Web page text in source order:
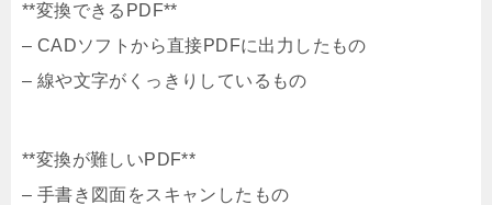
**変換できるPDF**
– CADソフトから直接PDFに出力したもの
– 線や文字がくっきりしているもの
**変換が難しいPDF**
– 手書き図面をスキャンしたもの